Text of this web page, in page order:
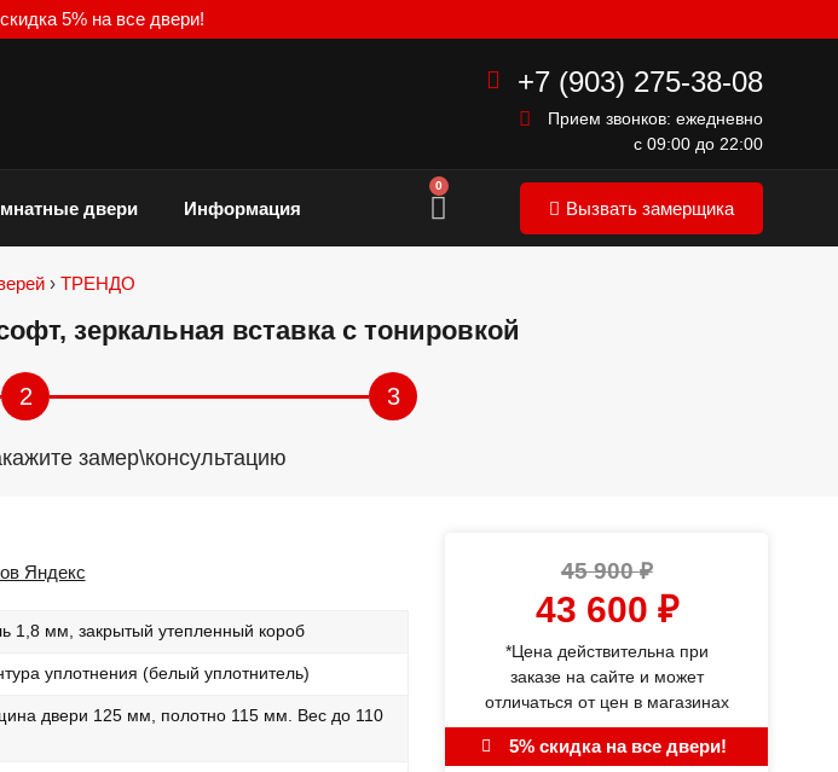
5% на все двери!
+7 (903) 275-38-08
Прием звонков: ежедневно
с 09:00 до 22:00
двери Информация
0
Вызвать замерщика
› ТРЕНДО
зеркальная вставка с тонировкой
2 3
замер\консультацию
Яндекс
1,8 мм, закрытый утепленный короб
уплотнения (белый уплотнитель)
двери 125 мм, полотно 115 мм. Вес до 110
45 900₽
43 600 ₽
*Цена действительна при
заказе на сайте и может
отличаться от цен в магазинах
5% скидка на все двери!